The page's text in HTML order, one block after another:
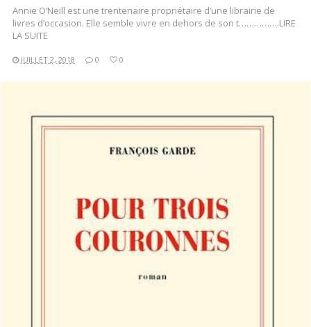
Annie O’Neill est une trentenaire propriétaire d’une librairie de
livres d’occasion. Elle semble vivre en dehors de son t…………….LIRE
LA SUITE
JUILLET 2, 2018 0 0